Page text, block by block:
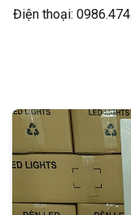
Điện thoại: